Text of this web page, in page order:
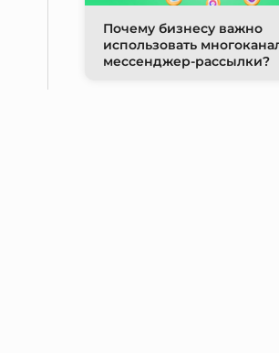
Почему бизнесу важно
использовать
мессенджер-рассылки?